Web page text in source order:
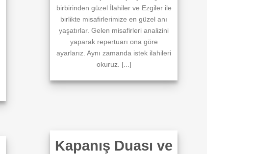
birbirinden güzel İlahiler ve Ezgiler ile
birlikte misafirlerimize en güzel anı
yaşatırlar. Gelen misafirleri analizini
yaparak repertuarı ona göre
ayarlarız. Aynı zamanda istek ilahileri
okuruz. [...]
Kapanış Duası ve